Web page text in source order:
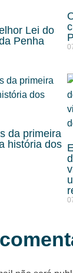
Lei do
Penha
da primeira
história dos